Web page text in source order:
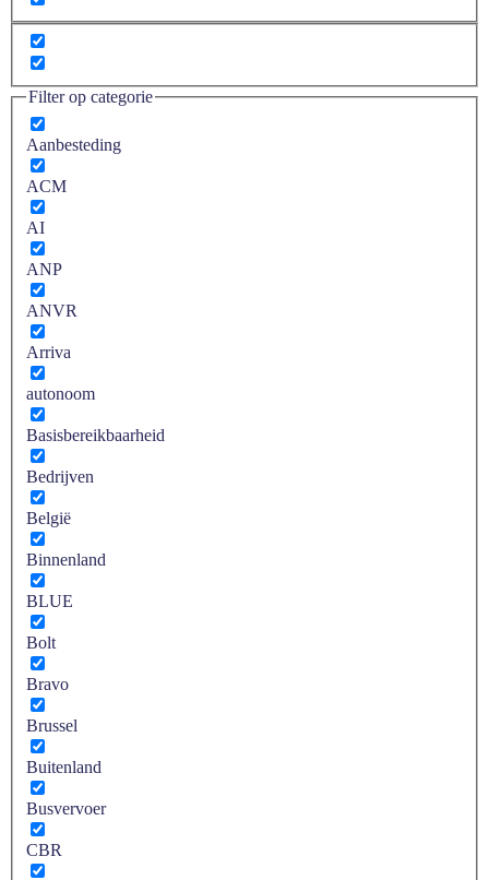
Filter op categorie
Aanbesteding
ACM
AI
ANP
ANVR
Arriva
autonoom
Basisbereikbaarheid
Bedrijven
België
Binnenland
BLUE
Bolt
Bravo
Brussel
Buitenland
Busvervoer
CBR